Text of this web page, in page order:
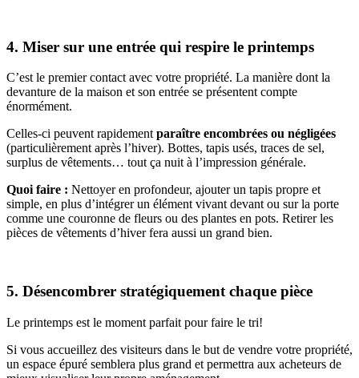
4. Miser sur une entrée qui respire le printemps
C’est le premier contact avec votre propriété. La manière dont la
devanture de la maison et son entrée se présentent compte
énormément.
Celles-ci peuvent rapidement paraître encombrées ou négligées
(particulièrement après l’hiver). Bottes, tapis usés, traces de sel,
surplus de vêtements… tout ça nuit à l’impression générale.
Quoi faire : Nettoyer en profondeur, ajouter un tapis propre et
simple, en plus d’intégrer un élément vivant devant ou sur la porte
comme une couronne de fleurs ou des plantes en pots. Retirer les
pièces de vêtements d’hiver fera aussi un grand bien.
5. Désencombrer stratégiquement chaque pièce
Le printemps est le moment parfait pour faire le tri!
Si vous accueillez des visiteurs dans le but de vendre votre propriété,
un espace épuré semblera plus grand et permettra aux acheteurs de